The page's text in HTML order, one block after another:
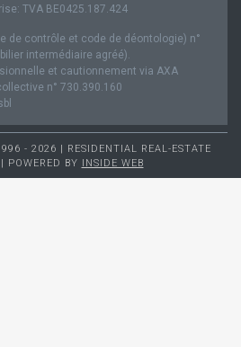
TVA BE0425.187.424
de contrôle et code de déontologie) n°
intermédiaire agréé).
et cautionnement via AXA
n° 730.390.160
- 2026 | RESIDENTIAL REAL-ESTATE
POWERED BY INSIDE WEB